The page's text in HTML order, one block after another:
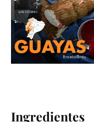
Ingredientes